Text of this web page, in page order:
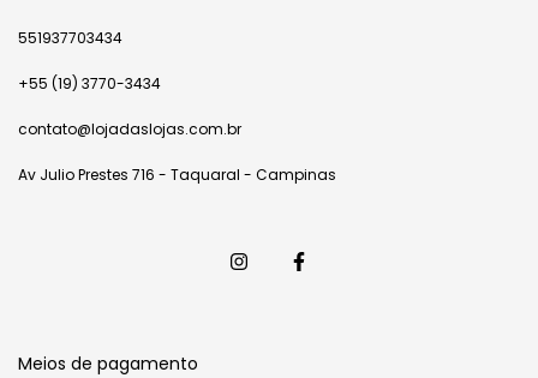
551937703434
+55 (19) 3770-3434
contato@lojadaslojas.com.br
Av Julio Prestes 716 - Taquaral - Campinas
Meios de pagamento